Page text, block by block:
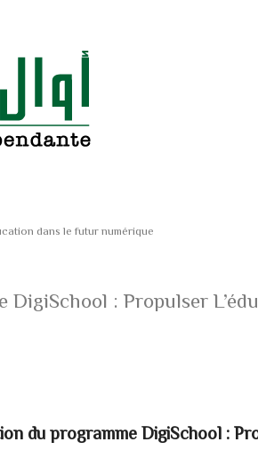
dans le futur numérique
: Propulser
du programme DigiSchool :